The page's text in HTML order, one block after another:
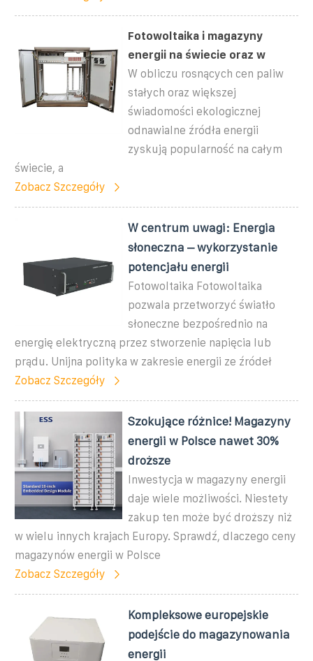
Fotowoltaika i magazyny
energii na świecie oraz w
W obliczu rosnących cen paliw
stałych oraz większej
świadomości ekologicznej
odnawialne źródła energii
zyskują popularność na całym
świecie, a
Zobacz Szczegóły
W centrum uwagi: Energia
słoneczna – wykorzystanie
potencjału energii
Fotowoltaika Fotowoltaika
pozwala przetworzyć światło
słoneczne bezpośrednio na
energię elektryczną przez stworzenie napięcia lub
prądu. Unijna polityka w zakresie energii ze źródeł
Zobacz Szczegóły
Szokujące różnice! Magazyny
energii w Polsce nawet 30%
droższe
Inwestycja w magazyny energii
daje wiele możliwości. Niestety
zakup ten może być droższy niż
w wielu innych krajach Europy. Sprawdź, dlaczego ceny
magazynów energii w Polsce
Zobacz Szczegóły
Kompleksowe europejskie
podejście do magazynowania
energii